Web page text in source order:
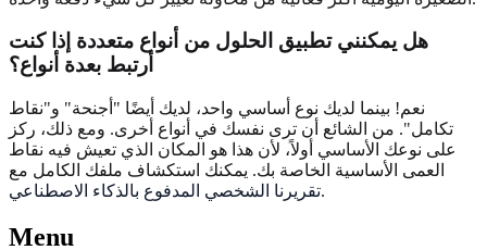
هل يمكنني تطبيق الحلول من أنواع متعددة إذا كنت
أرتبط بعدة أنواع؟
نعم! بينما لديك نوع أساسي واحد، لديك أيضًا "أجنحة" و"نقاط
تكامل". من الشائع أن ترى نفسك في أنواع أخرى. ومع ذلك، ركز
على نوعك الأساسي أولاً، لأن هذا هو المكان الذي تعيش فيه نقاط
العمى الأساسية الخاصة بك. يمكنك استكشاف ملفك الكامل مع
تقريرنا الشخصي المدفوع بالذكاء الاصطناعي.
Menu